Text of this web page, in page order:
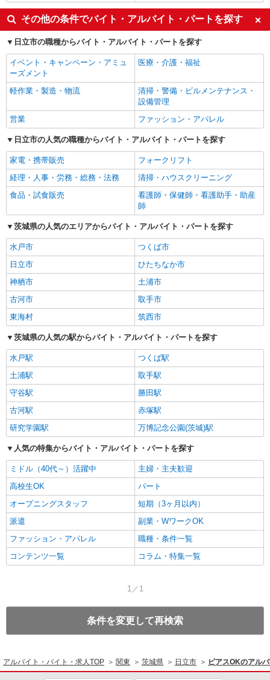
その他の条件でバイト・アルバイト・パートを探す
日立市の職種からバイト・アルバイト・パートを探す
イベント・キャンペーン・アミュ
ーズメント
医療・介護・福祉
軽作業・製造・物流
清掃・警備・ビルメンテナンス・
設備管理
営業
ファッション・アパレル
日立市の人気の職種からバイト・アルバイト・パートを探す
家電・携帯販売
フォークリフト
経理・人事・労務・総務・法務
清掃・ハウスクリーニング
食品・試食販売
看護師・保健師・看護助手・助産
師
茨城県の人気のエリアからバイト・アルバイト・パートを探す
水戸市
つくば市
日立市
ひたちなか市
神栖市
土浦市
古河市
取手市
東海村
筑西市
茨城県の人気の駅からバイト・アルバイト・パートを探す
水戸駅
つくば駅
土浦駅
取手駅
守谷駅
勝田駅
古河駅
赤塚駅
研究学園駅
万博記念公園(茨城)駅
人気の特集からバイト・アルバイト・パートを探す
ミドル（40代～）活躍中
主婦・主夫歓迎
高校生OK
パート
オープニングスタッフ
短期（3ヶ月以内）
派遣
副業・WワークOK
ファッション・アパレル
職種・条件一覧
コンテンツ一覧
コラム・特集一覧
1／1
条件を変更して再検索
アルバイト・バイト・求人TOP 関東 茨城県 日立市 ピアスOKのアル